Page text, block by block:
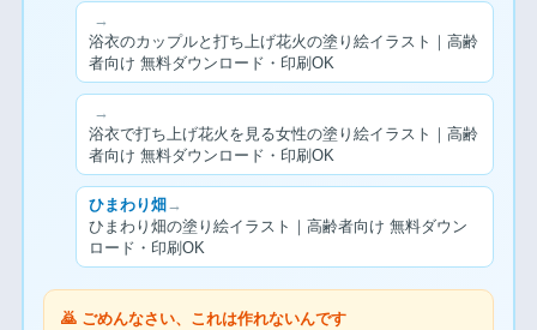
→
浴衣のカップルと打ち上げ花火の塗り絵イラスト｜高齢
者向け 無料ダウンロード・印刷OK
→
浴衣で打ち上げ花火を見る女性の塗り絵イラスト｜高齢
者向け 無料ダウンロード・印刷OK
ひまわり畑 →
ひまわり畑の塗り絵イラスト｜高齢者向け 無料ダウン
ロード・印刷OK
🙇 ごめんなさい、これは作れないんです